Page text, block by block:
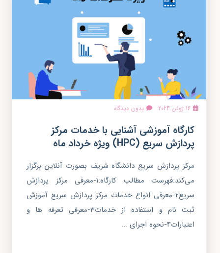
16 ژوئن 2024 بدون دیدگاه
کارگاه آموزشی آشنایی با خدمات مرکز
پردازش سریع (HPC) ویژه خرداد ماه
مرکز پردازش سریع دانشگاه شریف بصورت آنلاین برگزار
می‌کند:فهرست مطالب کارگاه:1-معرفی مرکز پردازش
سریع2-معرفی انواع خدمات مرکز پردازش سریع آموزش
ثبت نام و استفاده از خدمات3-معرفی تعرفه ها و
اعتبارات4-نحوه اجرای ...